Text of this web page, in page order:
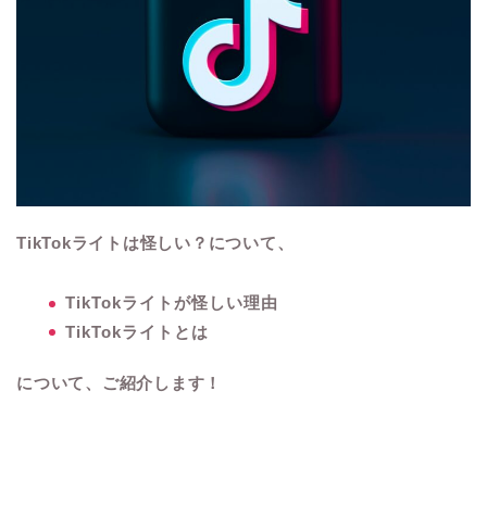
TikTokライトは怪しい？について、
TikTokライトが怪しい理由
TikTokライトとは
について、ご紹介します！